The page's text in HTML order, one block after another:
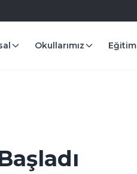
Okullarımız Eğitim